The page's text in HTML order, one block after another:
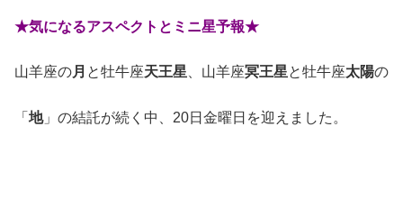
★気になるアスペクトとミニ星予報★
山羊座の月 と牡牛座天王星 、山羊座冥王星と牡牛座太陽の
「 地」の結託が続く中、20日金曜日を迎えました。